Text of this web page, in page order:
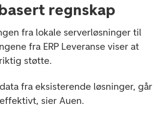
regnskap
fra lokale serverløsninger til
fra ERP Leveranse viser at
støtte.
fra eksisterende løsninger, går
sier Auen.